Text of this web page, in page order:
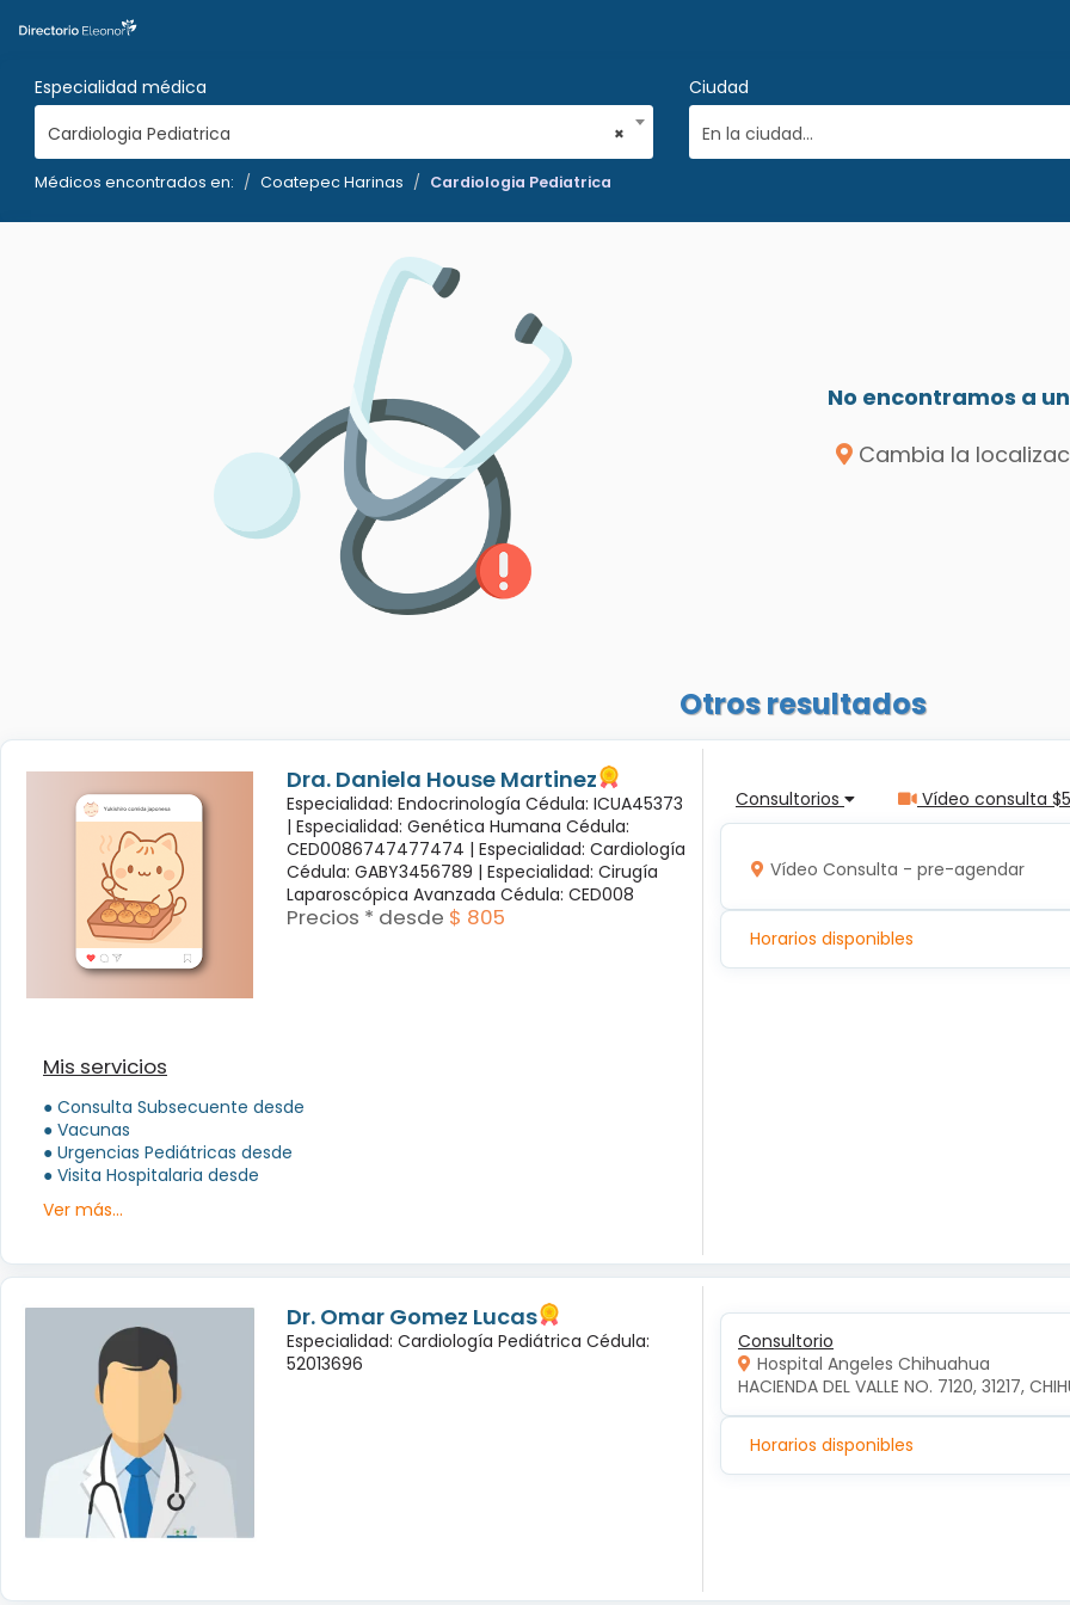
Especialidad médica
×
Cardiologia Pediatrica
Ciudad
En la ciudad...
Médicos encontrados en: Coatepec Harinas Cardiologia Pediatrica
No encontramos a
Cambia la
Otros resultados
Dra. Daniela House Martinez
Especialidad: Endocrinología Cédula: ICUA45373
| Especialidad: Genética Humana Cédula:
CED0086747477474 | Especialidad: Cardiología
Cédula: GABY3456789 | Especialidad: Cirugía
Laparoscópica Avanzada Cédula: CED008
Precios * desde $ 805
Mis servicios
● Consulta Subsecuente desde
● Vacunas
● Urgencias Pediátricas desde
● Visita Hospitalaria desde
Ver más...
Consultorios Vídeo consulta
Vídeo Consulta - pre-agendar
Horarios disponibles
Dr. Omar Gomez Lucas
Especialidad: Cardiología Pediátrica Cédula:
52013696
Consultorio
Hospital Angeles Chihuahua
HACIENDA DEL VALLE NO. 7120, 31217,
Horarios disponibles